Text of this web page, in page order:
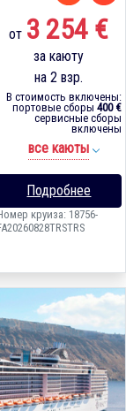
от 3 254 €
за каюту
на 2 взр.
В стоимость включены:
портовые сборы 400 €
сервисные сборы
включены
все каюты
Подробнее
круиза: 18756-